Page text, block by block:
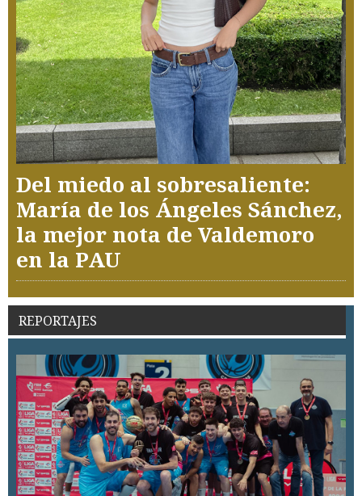
Del miedo al sobresaliente:
María de los Ángeles Sánchez,
la mejor nota de Valdemoro
en la PAU
REPORTAJES